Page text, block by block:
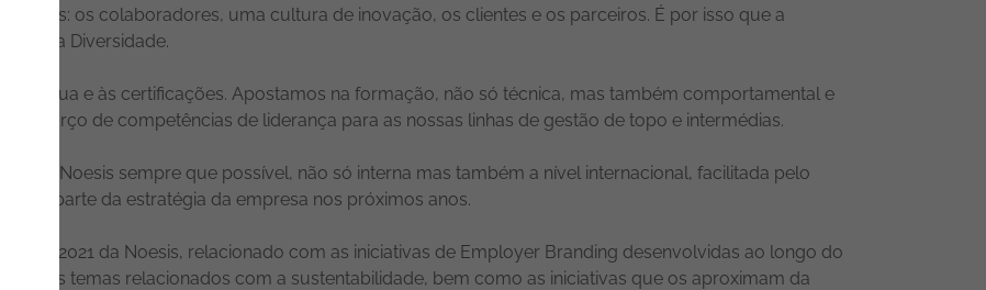
todos: os colaboradores, uma cultura de inovação, os clientes e os parceiros. É por isso que a
para a Diversidade.
contínua e às certificações. Apostamos na formação, não só técnica, mas também comportamental e
reforço de competências de liderança para as nossas linhas de gestão de topo e intermédias.
da Noesis sempre que possível, não só interna mas também a nível internacional, facilitada pelo
faz parte da estratégia da empresa nos próximos anos.
de 2021 da Noesis, relacionado com as iniciativas de Employer Branding desenvolvidas ao longo do
os temas relacionados com a sustentabilidade, bem como as iniciativas que os aproximam da